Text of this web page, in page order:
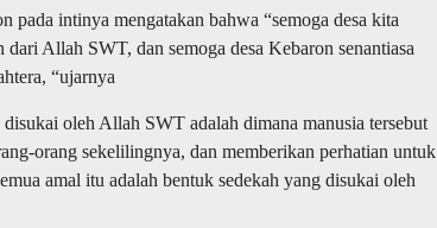
pada intinya mengatakan bahwa “semoga desa kita
dari Allah SWT, dan semoga desa Kebaron senantiasa
“ujarnya
oleh Allah SWT adalah dimana manusia tersebut
orang sekelilingnya, dan memberikan perhatian untuk
amal itu adalah bentuk sedekah yang disukai oleh